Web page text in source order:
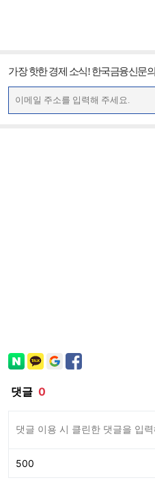
가장 핫한 경제 소식! 한국금융신문의